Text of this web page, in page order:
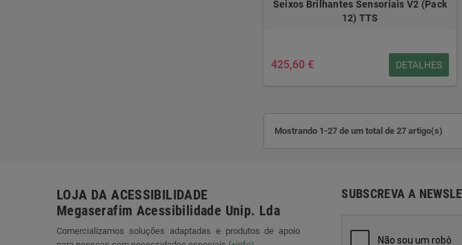
Seixos Brilhantes Sensoriais V2 (Pack
12) TTS
425,60 € DETALHES
Mostrando 1-27 de um total de 27 artigo(s)
LOJA DA ACESSIBILIDADE
Megaserafim Acessibilidade Unip. Lda
Comercializamos soluções adaptadas e produtos de apoio
SUBSCREVA A